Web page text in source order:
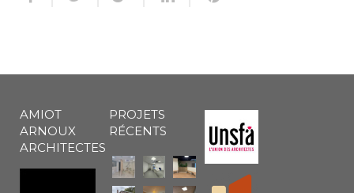
AMIOT
ARNOUX
ARCHITECTES
PROJETS
RÉCENTS